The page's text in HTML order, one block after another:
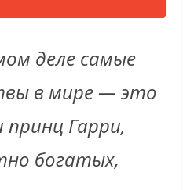
деле самые
в мире — это
Гарри,
богатых,